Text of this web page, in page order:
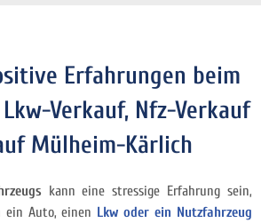
Erfahrungen beim
Verkauf, Nfz-Verkauf
Mülheim-Kärlich
kann eine stressige Erfahrung sein,
ein Auto, einen Lkw oder ein Nutzfahrzeug